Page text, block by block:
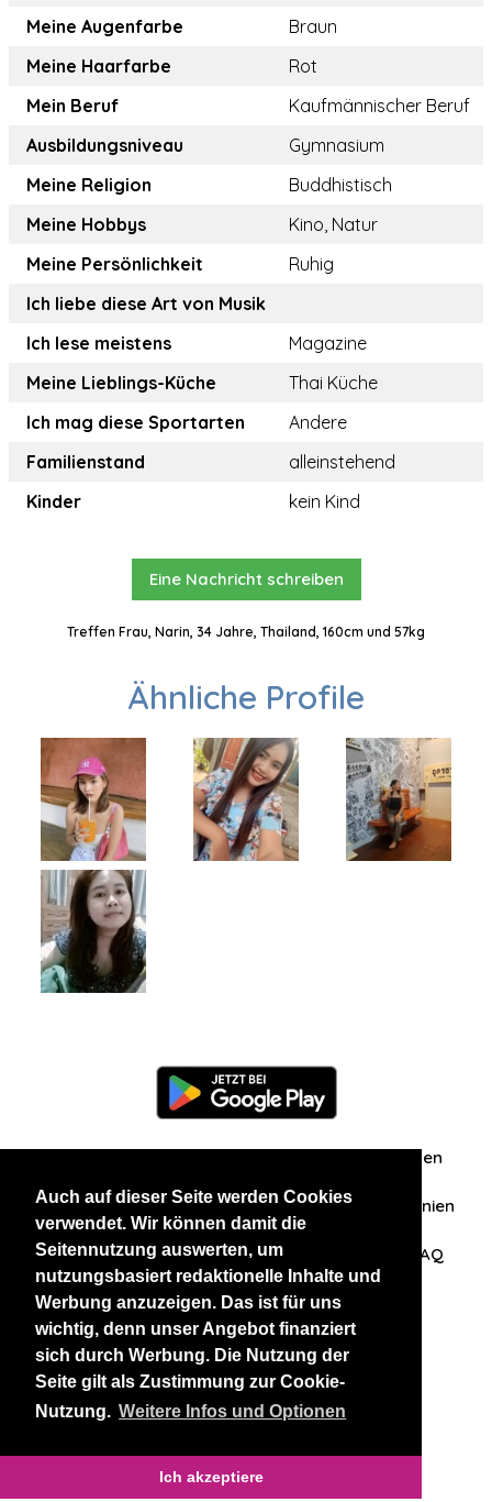
Auch auf dieser Seite werden Cookies
verwendet. Wir können damit die
Seitennutzung auswerten, um
nutzungsbasiert redaktionelle Inhalte und
Werbung anzuzeigen. Das ist für uns
wichtig, denn unser Angebot finanziert
sich durch Werbung. Die Nutzung der
Seite gilt als Zustimmung zur Cookie-
Nutzung. Weitere Infos und Optionen
Ich akzeptiere
Meine Augenfarbe
Braun
Meine Haarfarbe
Rot
Mein Beruf
Kaufmännischer Beruf
Ausbildungsniveau
Gymnasium
Meine Religion
Buddhistisch
Meine Hobbys
Kino, Natur
Meine Persönlichkeit
Ruhig
Ich liebe diese Art von Musik
Ich lese meistens
Magazine
Meine Lieblings-Küche
Thai Küche
Ich mag diese Sportarten
Andere
Familienstand
alleinstehend
Kinder
kein Kind
Eine Nachricht schreiben
Treffen Frau, Narin, 34 Jahre, Thailand, 160cm und 57kg
Ähnliche Profile
Zuschriften/Erfahrungen
Datenschutzerklärung AGB Datenschutzrichtlinien
Nehmen Sie Kontakt mit uns auf FAQ
Unsere anderen Websites
BlackAndBeauties RussianKisses